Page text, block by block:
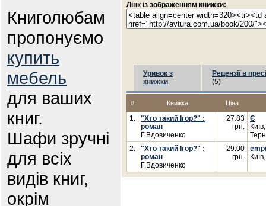
Книголюбам
пропонуємо
купить
мебель
для ваших
книг.
Шафи зручні
для всіх
видів книг,
окрім
Лінк із зображенням книжки:
Уривок з
книжки
Рецензії в пресі
(5)
# Книжка Ціна
1.
"Хто такий Ігор?" :
роман
Г.Вдовиченко
27.83
грн.
Є
2.
"Хто такий Ігор?" :
роман
Г.Вдовиченко
29.00
грн.